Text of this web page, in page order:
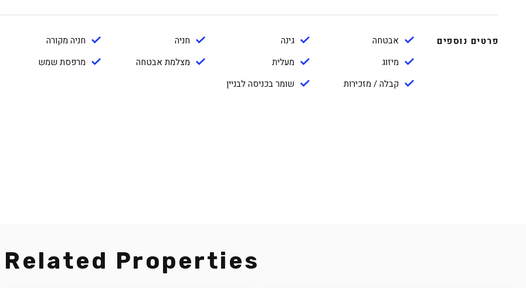
פרטים נוספים אבטחה גינה חניה
חניה מקורה
מיזוג
מעלית מצלמת אבטחה
מרפסת שמש
קבלה / מזכירות
שומר בכניסה לבניין
Related Properties